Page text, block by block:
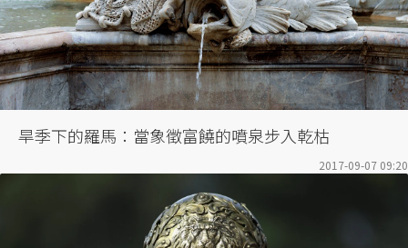
旱季下的羅馬：當象徵富饒的噴泉步入乾枯
2017-09-07 09:20